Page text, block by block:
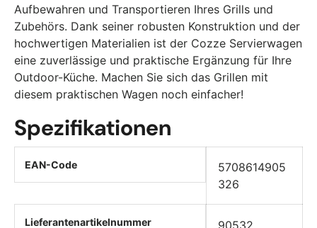
Aufbewahren und Transportieren Ihres Grills und
Zubehörs. Dank seiner robusten Konstruktion und der
hochwertigen Materialien ist der Cozze Servierwagen
eine zuverlässige und praktische Ergänzung für Ihre
Outdoor-Küche. Machen Sie sich das Grillen mit
diesem praktischen Wagen noch einfacher!
Spezifikationen
EAN-Code
5708614905
326
Lieferantenartikelnummer 90532